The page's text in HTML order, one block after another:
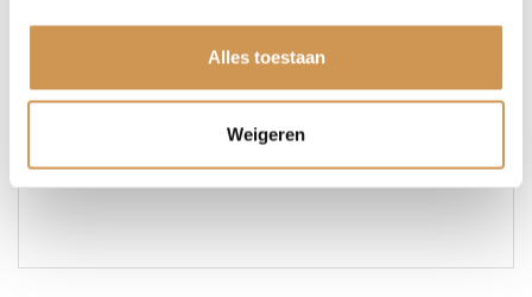
Alles toestaan
Weigeren